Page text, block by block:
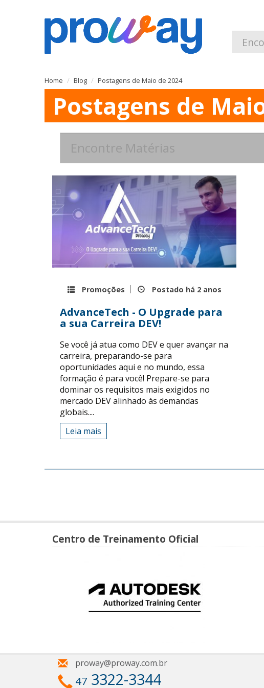
Home Blog Postagens de Maio de 2024
Postagens de
Promoções Postado há 2 anos
AdvanceTech - O Upgrade para
a sua Carreira DEV!
Se você já atua como DEV e quer avançar na
carreira, preparando-se para
oportunidades aqui e no mundo, essa
formação é para você! Prepare-se para
dominar os requisitos mais exigidos no
mercado DEV alinhado às demandas
globais....
Leia mais
Centro de Treinamento Oficial
proway@proway.com.br
47 3322-3344